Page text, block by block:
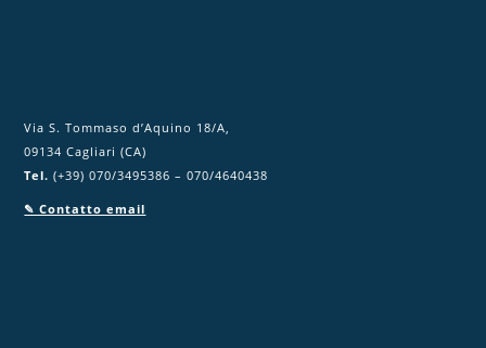
Via S. Tommaso d’Aquino 18/A,
09134 Cagliari (CA)
Tel. (+39) 070/3495386 – 070/4640438
✎ Contatto email